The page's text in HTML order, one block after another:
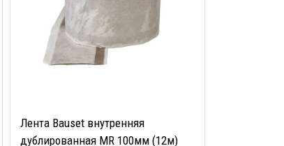
Лента Bauset внутренняя
дублированная MR 100мм (12м)